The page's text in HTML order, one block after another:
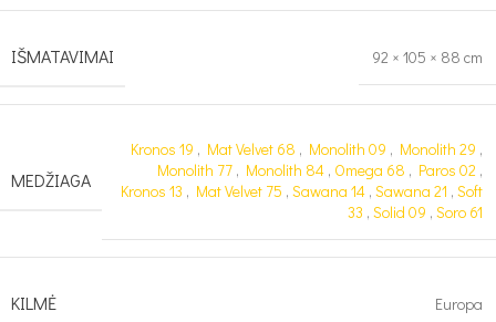
IŠMATAVIMAI 92 × 105 × 88 cm
MEDŽIAGA
Kronos 19 , Mat Velvet 68 , Monolith 09 , Monolith 29 ,
Monolith 77 , Monolith 84 , Omega 68 , Paros 02 ,
Kronos 13 , Mat Velvet 75 , Sawana 14 , Sawana 21 , Soft
33 , Solid 09 , Soro 61
KILMĖ Europa